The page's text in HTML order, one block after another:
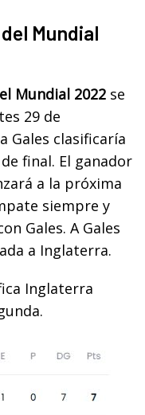
Mundial
Mundial 2022 se
29 de
Gales clasificaría
final. El ganador
a la próxima
siempre y
Gales. A Gales
a Inglaterra.
Inglaterra